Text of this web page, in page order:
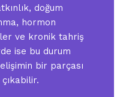
doğum
hormon
ve kronik tahriş
ise bu durum
bir parçası